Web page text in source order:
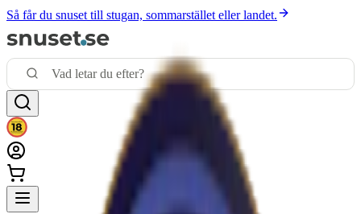
Så får du snuset till stugan, sommarstället eller landet.